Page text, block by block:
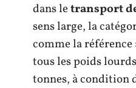
dans letransport
sens large, la
comme la référence
tous les poids
tonnes, à condition